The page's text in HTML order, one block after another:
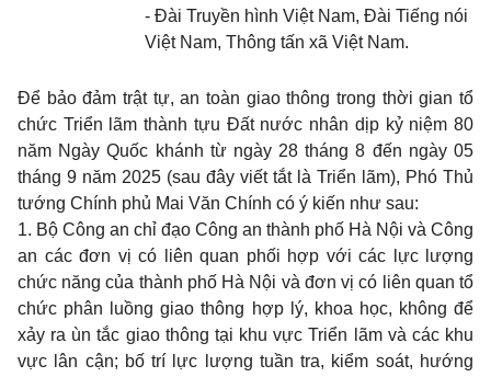
- Đài Truyền hình Việt Nam, Đài Tiếng nói
Việt Nam, Thông tấn xã Việt Nam.
Để bảo đảm trật tự, an toàn giao thông trong thời gian tổ
chức Triển lãm thành tựu Đất nước nhân dịp kỷ niệm 80
năm Ngày Quốc khánh từ ngày 28 tháng 8 đến ngày 05
tháng 9 năm 2025 (sau đây viết tắt là Triển lãm), Phó Thủ
tướng Chính phủ Mai Văn Chính có ý kiến như sau:
1. Bộ Công an chỉ đạo Công an thành phố Hà Nội và Công
an các đơn vị có liên quan phối hợp với các lực lượng
chức năng của thành phố Hà Nội và đơn vị có liên quan tổ
chức phân luồng giao thông hợp lý, khoa học, không để
xảy ra ùn tắc giao thông tại khu vực Triển lãm và các khu
vực lân cận; bố trí lực lượng tuần tra, kiểm soát, hướng